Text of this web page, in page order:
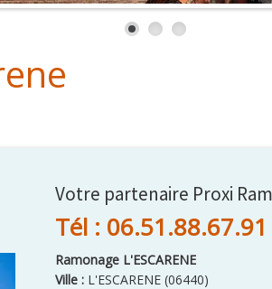
Votre partenaire Proxi
Tél : 06.51.88.67.91
Ramonage L'ESCARENE
Ville : L'ESCARENE (06440)